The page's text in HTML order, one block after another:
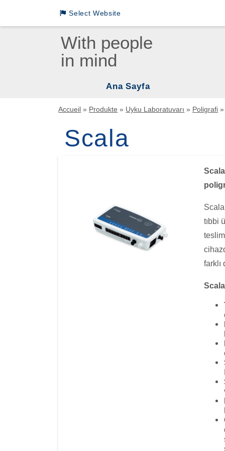
Select Website
Loewenstein Medical International Sites
LM German
LM INTL English
LM INTL Chinese
With people
in mind
Ana Sayfa
Accueil » Produkte » Uyku Laboratuvarı » Poligrafi
Scala
tıbbi
farklı